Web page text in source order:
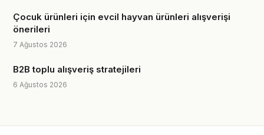
Çocuk ürünleri için evcil hayvan ürünleri alışverişi
önerileri
7 Ağustos 2026
B2B toplu alışveriş stratejileri
6 Ağustos 2026